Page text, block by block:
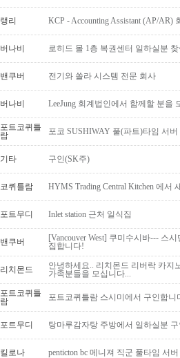
랭리 KCP - Accounting Assistant (AP/
버나비 로히드 몰 1층 복권센터 일하실분
밴쿠버 전기와 쏠라 시스템 전문 회사
버나비 LeeJung 회계법인에서 함께할 분을
포트코퀴틀
람
포코 SUSHIWAY 풀(파트)타임 서버
기타 구인(SK주)
코퀴틀람 HYMS Trading Central Kitchen 에
포트무디 Inlet station 근처 일식집
밴쿠버
[Vancouver West] 쿠미수시바--- 스
집합니다!
리치몬드
안녕하세요.. 리치몬드 리버락 카지
가족분들을 모십니다...
포트코퀴틀
람
포트코퀴틀람 스시미에서 구인합니
포트무디 탕마루감자탕 주방에서 일하실분
킬로나 penticton bc 메니져 직군 풀타임 서